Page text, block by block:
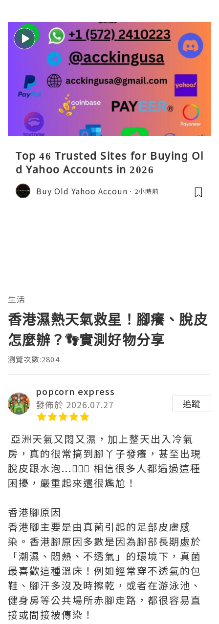
Top 46 Trusted Sites for Buying Ol
d Yahoo Accounts in 2026
Buy Old Yahoo Accoun 2小時前
生活
香港濕熱天氣救星！腳癢、脫皮
怎麼辦？👣實測好物分享
瀏覽次數:2804
popcorn express
發佈於 2026.07.27
追蹤
亞洲天氣又悶又濕，加上整天出入冷氣
房，真的很常搞到腳丫子發癢，甚至出現
脫皮跟水泡...🤦🏻‍♀️ 相信很多人都遇過這種
困擾，嚴重起來還很尷尬！
香港腳原因
香港腳主要是由真菌引起的足部皮膚感
染。香港腳原因多數是因為腳部長期處於
「潮濕、悶熱、不透氣」的環境下，真菌
最喜歡這種溫床！例如經常穿不透氣的包
鞋、腳汗多沒及時擦乾，或者在游泳池、
健身房等公共場所赤腳走路，都很容易直
接或間接被傳染！